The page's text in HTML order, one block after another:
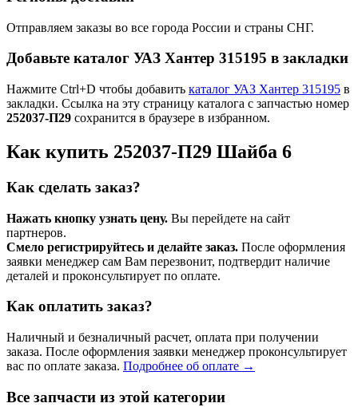
Отправляем заказы во все города России и страны СНГ.
Добавьте каталог УАЗ Хантер 315195 в закладки
Нажмите Ctrl+D чтобы добавить каталог УАЗ Хантер 315195 в
закладки. Ссылка на эту страницу каталога с запчастью номер
252037-П29 сохранится в браузере в избранном.
Как купить 252037-П29 Шайба 6
Как сделать заказ?
Нажать кнопку узнать цену. Вы перейдете на сайт
партнеров.
Смело регистрируйтесь и делайте заказ. После оформления
заявки менеджер сам Вам перезвонит, подтвердит наличие
деталей и проконсультирует по оплате.
Как оплатить заказ?
Наличный и безналичный расчет, оплата при получении
заказа. После оформления заявки менеджер проконсультирует
вас по оплате заказа. Подробнее об оплате →
Все запчасти из этой категории